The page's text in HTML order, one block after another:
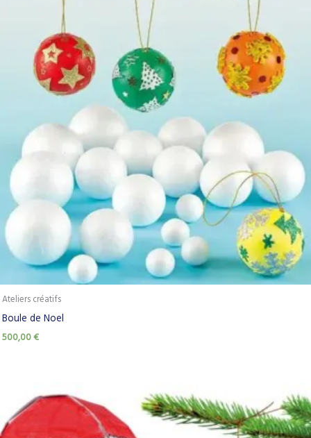
Ateliers créatifs
Boule de Noel
500,00€